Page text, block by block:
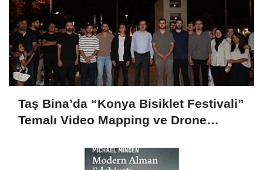
Taş Bina’da “Konya Bisiklet Festivali”
Temalı Video Mapping ve Drone